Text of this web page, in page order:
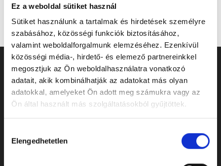
Ez a weboldal sütiket használ
Sütiket használunk a tartalmak és hirdetések személyre
szabásához, közösségi funkciók biztosításához,
valamint weboldalforgalmunk elemzéséhez. Ezenkívül
közösségi média-, hirdető- és elemező partnereinkkel
megosztjuk az Ön weboldalhasználatra vonatkozó
adatait, akik kombinálhatják az adatokat más olyan
adatokkal, amelyeket Ön adott meg számukra vagy az
Ön által használt más szolgáltatásokból gyűjtöttek.
kiválasztása
Elengedhetetlen